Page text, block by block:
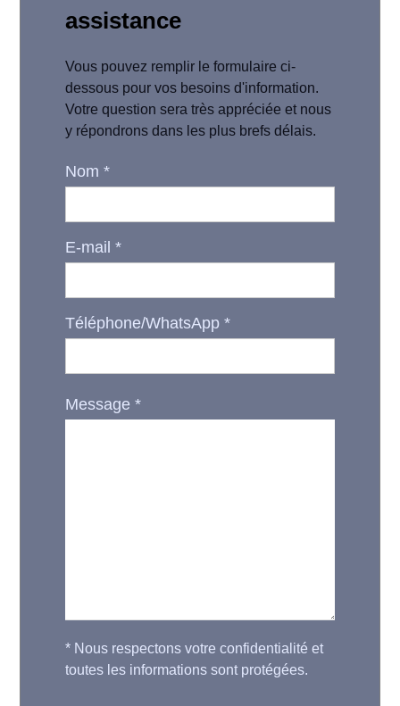
assistance
Vous pouvez remplir le formulaire ci-
dessous pour vos besoins d'information.
Votre question sera très appréciée et nous
y répondrons dans les plus brefs délais.
Nom*
E-mail*
Téléphone/WhatsApp*
Message*
* Nous respectons votre confidentialité et
toutes les informations sont protégées.